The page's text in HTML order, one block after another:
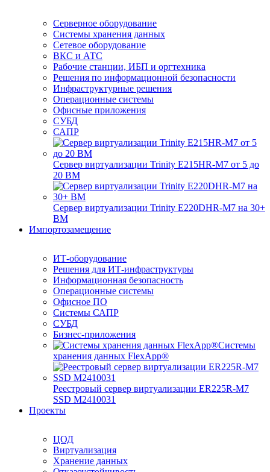
Серверное оборудование
Системы хранения данных
Сетевое оборудование
ВКС и АТС
Рабочие станции, ИБП и оргтехника
Решения по информационной безопасности
Инфраструктурные решения
Операционные системы
Офисные приложения
СУБД
САПР
Сервер виртуализации Trinity E215HR-M7 от 5 до
20 ВМ
Сервер виртуализации Trinity E220DHR-M7 на 30+
ВМ
Импортозамещение
ИТ-оборудование
Решения для ИТ-инфраструктуры
Информационная безопасность
Операционные системы
Офисное ПО
Системы САПР
СУБД
Бизнес-приложения
Системы
хранения данных FlexApp®
Реестровый сервер виртуализации ER225R-M7
SSD М2410031
Проекты
ЦОД
Виртуализация
Хранение данных